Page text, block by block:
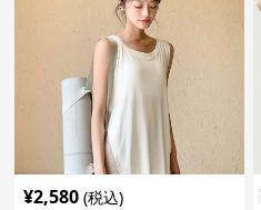
¥2,580 (税込)